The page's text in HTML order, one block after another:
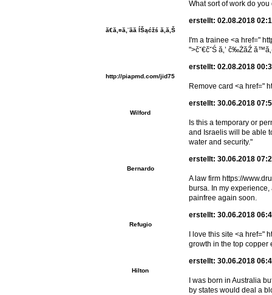
What sort of work do you
ă€ă‚¤ă‚¨ăă ĺŠąćžś ă‚ă‚Š
erstellt: 02.08.2018
I'm a trainee <a href="
">čˇ€čˇŚ ă‚’ č‰ŻăŹ
http://piapmd.com/jid75
erstellt: 02.08.2018
Remove card <a href="
Wilford
erstellt: 30.06.2018
Is this a temporary or
and Israelis will be able
water and security."
Bernardo
erstellt: 30.06.2018
A law firm https://
bursa. In my
painfree again soon.
Refugio
erstellt: 30.06.2018
I love this site <a
growth in the top copper
Hilton
erstellt: 30.06.2018
I was born in Australia
by states would deal a